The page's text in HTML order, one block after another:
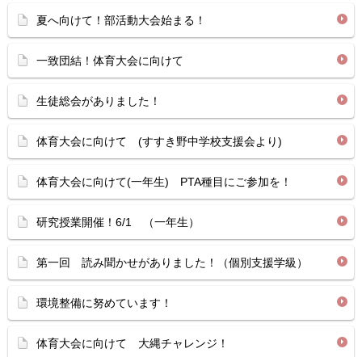
夏へ向けて！部活動大会始まる！
一致団結！体育大会に向けて
生徒総会がありました！
体育大会に向けて (すすき野中学校支援会より)
体育大会に向けて(一年生) PTA種目にご参加を！
研究授業開催！6/1 （一年生）
第一回 読み聞かせがありました！（個別支援学級）
環境整備に努めています！
体育大会に向けて 大縄チャレンジ！